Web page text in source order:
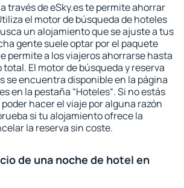
través de eSky.es te permite ahorrar
el motor de búsqueda de hoteles
un alojamiento que se ajuste a tus
gente suele optar por el paquete
permite a los viajeros ahorrarse hasta
El motor de búsqueda y reserva
se encuentra disponible en la página
en la pestaña “Hoteles“. Si no estás
poder hacer el viaje por alguna razón
si tu alojamiento ofrece la
la reserva sin coste.
de una noche de hotel en